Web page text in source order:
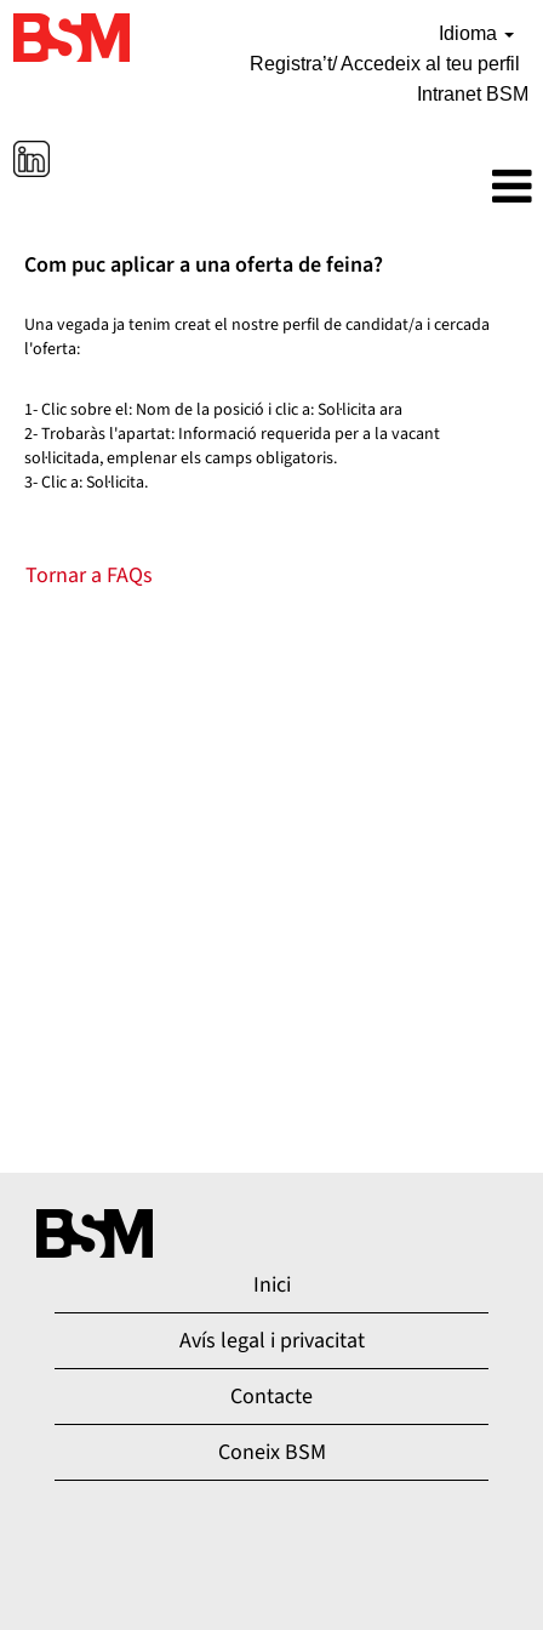
Idioma
Registra’t/ Accedeix al teu perfil
Intranet BSM
Com puc aplicar a una oferta de feina?
Una vegada ja tenim creat el nostre perfil de candidat/a i cercada
l'oferta:
1- Clic sobre el: Nom de la posició i clic a: Sol·licita ara
2- Trobaràs l'apartat: Informació requerida per a la vacant
sol·licitada, emplenar els camps obligatoris.
3- Clic a: Sol·licita.
Tornar a FAQs
Inici
Avís legal i privacitat
Contacte
Coneix BSM